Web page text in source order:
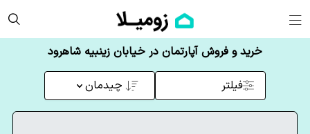
خرید و فروش آپارتمان در خیابان زینبیه شاهرود
فیلتر چیدمان